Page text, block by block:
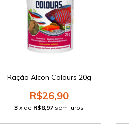
Ração Alcon Colours 20g
R$26,90
3 x de R$8,97 sem juros